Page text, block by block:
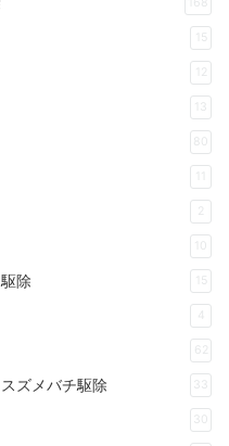
15
12
13
80
2
10
除 15
4
62
ズメバチ駆除 33
30